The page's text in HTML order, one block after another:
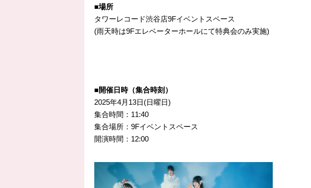
■場所
タワーレコード渋谷店9Fイベントスペース
(雨天時は9Fエレベーターホールにて特典会のみ実施)
■開催日時（集合時刻）
2025年4月13日(日曜日)
集合時間：11:40
集合場所：9Fイベントスペース
開演時間：12:00